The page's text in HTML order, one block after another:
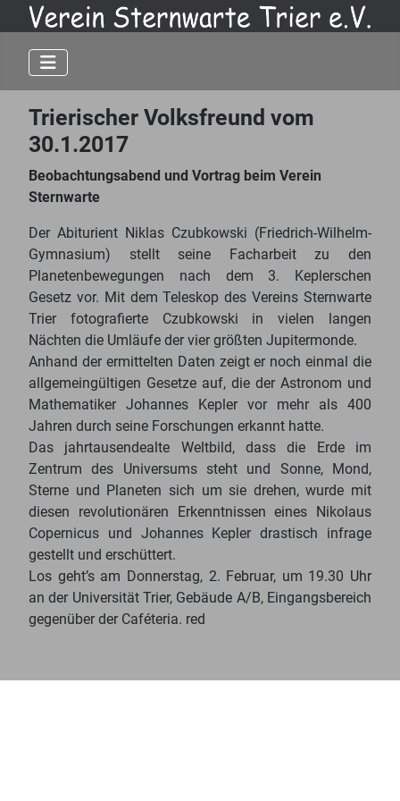
Trierischer Volksfreund vom
30.1.2017
Beobachtungsabend und Vortrag beim Verein
Sternwarte
Der Abiturient Niklas Czubkowski (Friedrich-Wilhelm-
Gymnasium) stellt seine Facharbeit zu den
Planetenbewegungen nach dem 3. Keplerschen
Gesetz vor. Mit dem Teleskop des Vereins Sternwarte
Trier fotografierte Czubkowski in vielen langen
Nächten die Umläufe der vier größten Jupitermonde.
Anhand der ermittelten Daten zeigt er noch einmal die
allgemeingültigen Gesetze auf, die der Astronom und
Mathematiker Johannes Kepler vor mehr als 400
Jahren durch seine Forschungen erkannt hatte.
Das jahrtausendealte Weltbild, dass die Erde im
Zentrum des Universums steht und Sonne, Mond,
Sterne und Planeten sich um sie drehen, wurde mit
diesen revolutionären Erkenntnissen eines Nikolaus
Copernicus und Johannes Kepler drastisch infrage
gestellt und erschüttert.
Los geht’s am Donnerstag, 2. Februar, um 19.30 Uhr
an der Universität Trier, Gebäude A/B, Eingangsbereich
gegenüber der Caféteria. red